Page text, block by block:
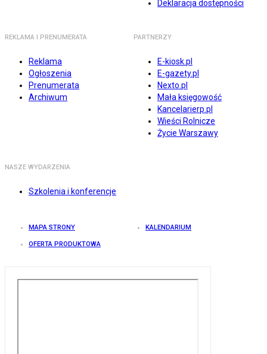
Deklaracja dostępności
REKLAMA I PRENUMERATA
Reklama
Ogłoszenia
Prenumerata
Archiwum
PARTNERZY
E-kiosk.pl
E-gazety.pl
Nexto.pl
Mała księgowość
Kancelarierp.pl
Wieści Rolnicze
Życie Warszawy
NASZE WYDARZENIA
Szkolenia i konferencje
MAPA STRONY KALENDARIUM
OFERTA PRODUKTOWA